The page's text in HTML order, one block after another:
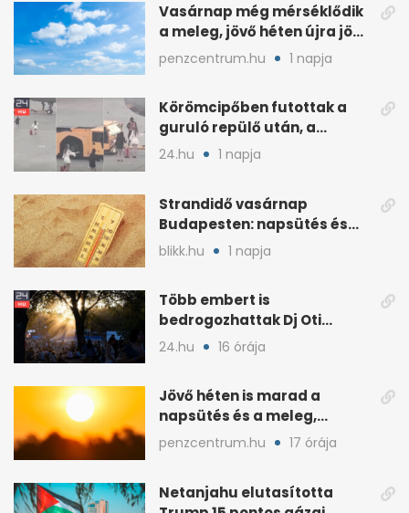
Vasárnap még mérséklődik
a meleg, jövő héten újra jön
a kánikula
penzcentrum.hu 1 napja
Körömcipőben futottak a
guruló repülő után, a
hatóságok közbeléptek
24.hu 1 napja
Strandidő vasárnap
Budapesten: napsütés és
akár 33 fok is jöhet
blikk.hu 1 napja
Több embert is
bedrogozhattak Dj Oti
koncertjén, a Sziget reagált
24.hu 16 órája
Jövő héten is marad a
napsütés és a meleg,
midweek jöhet enyhülés
penzcentrum.hu 17 órája
Netanjahu elutasította